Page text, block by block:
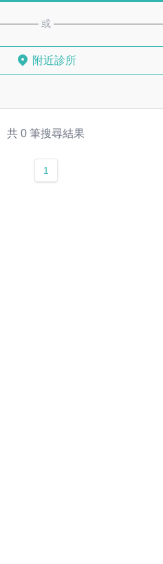
或
附近診所
共 0 筆搜尋結果
1